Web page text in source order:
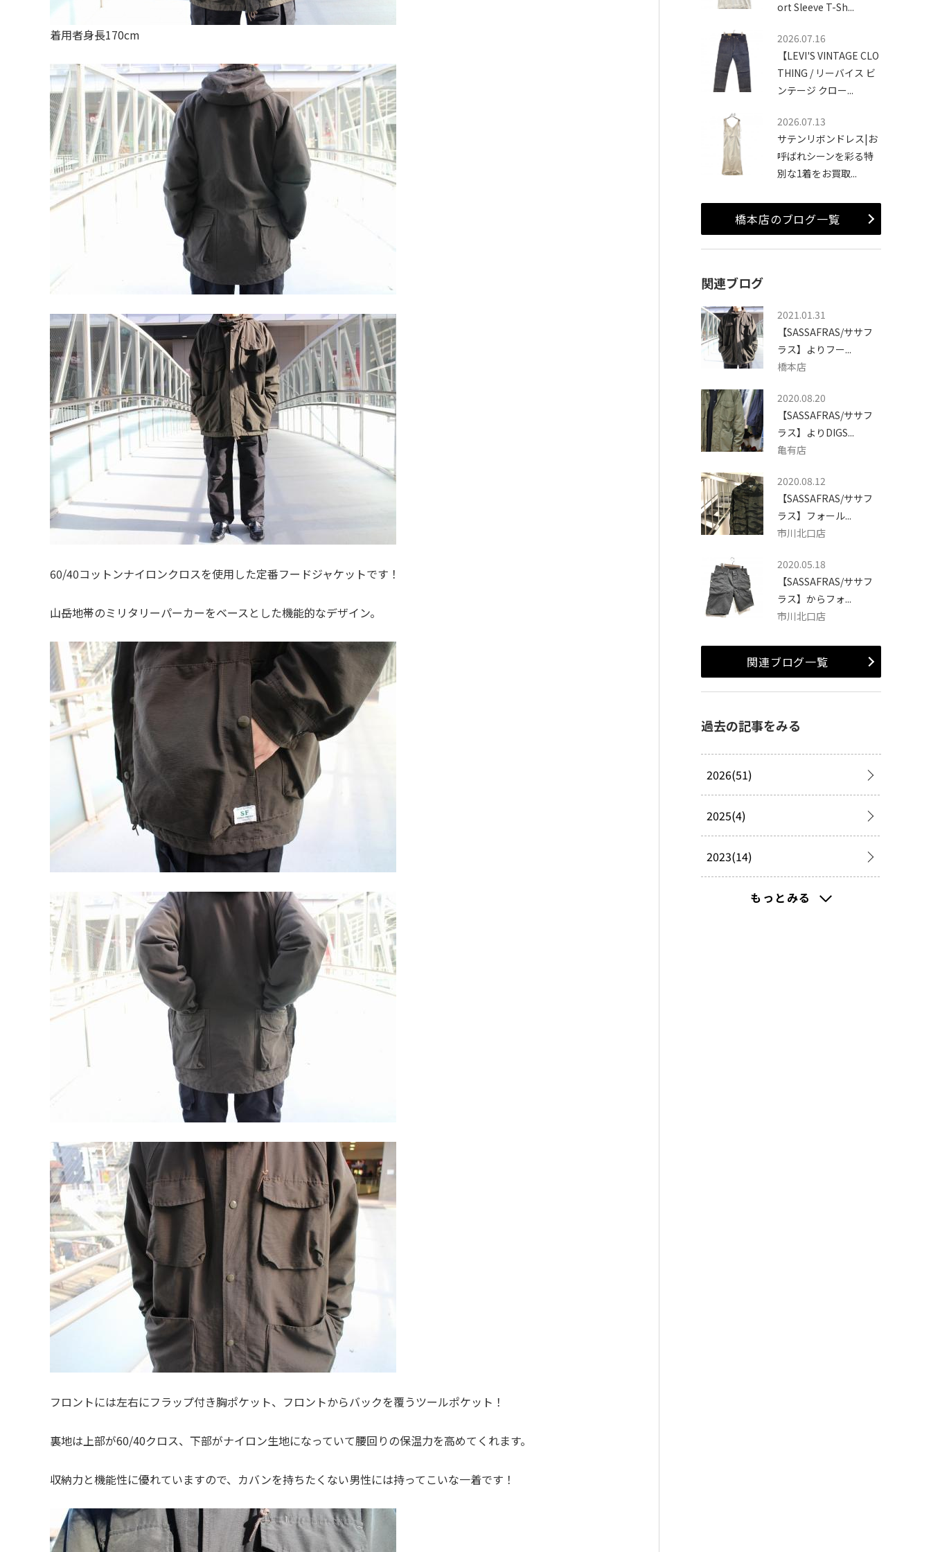
着用者身長170cm
60/40コットンナイロンクロスを使用した定番フードジャケットです！
山岳地帯のミリタリーパーカーをベースとした機能的なデザイン。
フロントには左右にフラップ付き胸ポケット、フロントからバックを覆うツールポケット！
裏地は上部が60/40クロス、下部がナイロン生地になっていて腰回りの保温力を高めてくれます。
収納力と機能性に優れていますので、カバンを持ちたくない男性には持ってこいな一着です！
ort Sleeve T-Sh...
2026.07.16
【LEVI'S VINTAGE CLO
THING / リーバイス ビ
ンテージ クロー...
2026.07.13
サテンリボンドレス|お
呼ばれシーンを彩る特
別な1着をお買取...
橋本店のブログ一覧
関連ブログ
2021.01.31
【SASSAFRAS/ササフ
ラス】よりフー...
橋本店
2020.08.20
【SASSAFRAS/ササフ
ラス】よりDIGS...
亀有店
2020.08.12
【SASSAFRAS/ササフ
ラス】フォール...
市川北口店
2020.05.18
【SASSAFRAS/ササフ
ラス】からフォ...
市川北口店
関連ブログ一覧
過去の記事をみる
2026(51)
2025(4)
2023(14)
2022(43)もっとみる